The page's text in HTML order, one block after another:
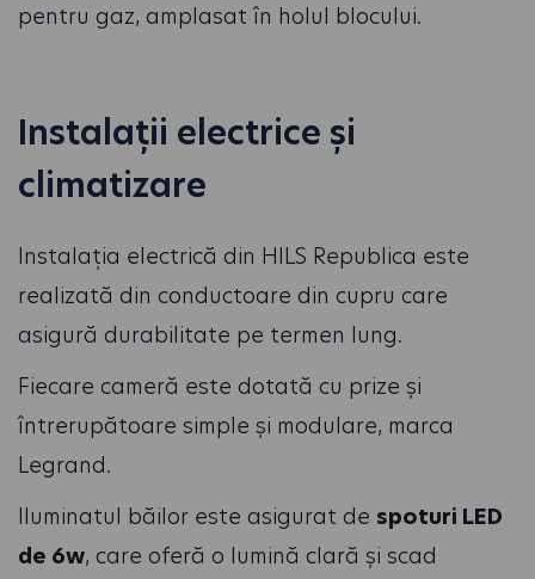
pentru gaz, amplasat în holul blocului.
Instalații electrice și
climatizare
Instalația electrică din HILS Republica este
realizată din conductoare din cupru care
asigură durabilitate pe termen lung.
Fiecare cameră este dotată cu prize și
întrerupătoare simple și modulare, marca
Legrand.
Iluminatul băilor este asigurat de spoturi LED
de 6w, care oferă o lumină clară și scad